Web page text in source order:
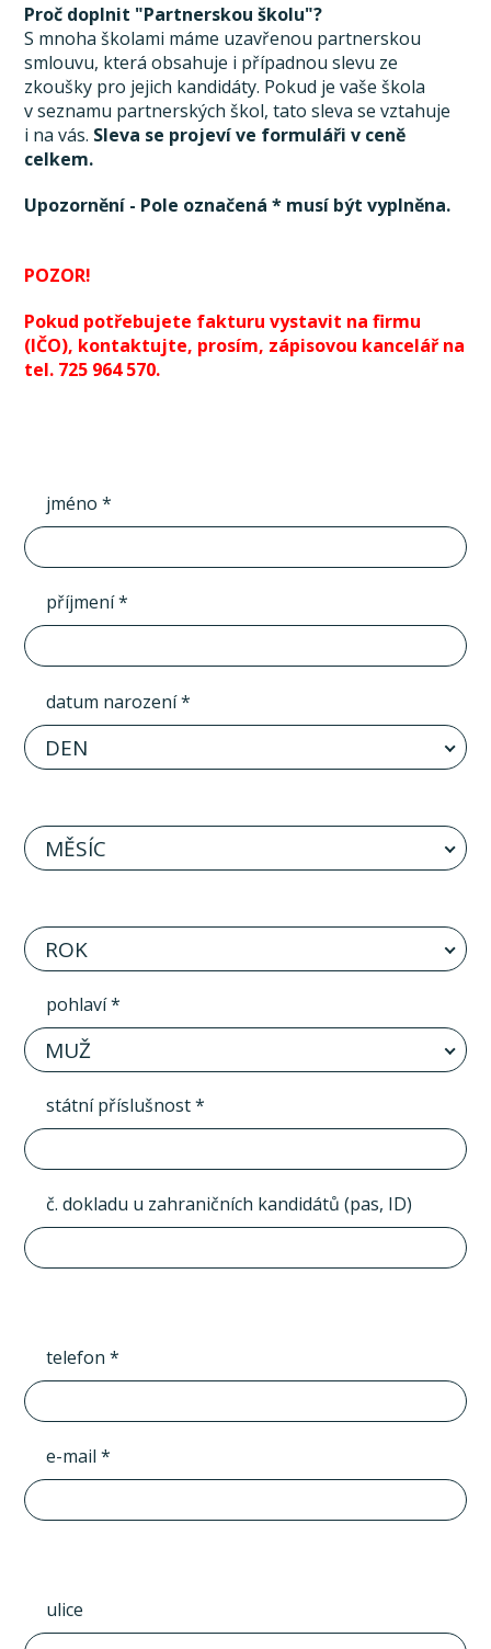
Proč doplnit "Partnerskou školu"?
S mnoha školami máme uzavřenou partnerskou
smlouvu, která obsahuje i případnou slevu ze
zkoušky pro jejich kandidáty. Pokud je vaše škola
v seznamu partnerských škol, tato sleva se vztahuje
i na vás. Sleva se projeví ve formuláři v ceně
celkem.
Upozornění - Pole označená * musí být vyplněna.
POZOR!
Pokud potřebujete fakturu vystavit na firmu
(IČO), kontaktujte, prosím, zápisovou kancelář na
tel. 725 964 570.
jméno *
příjmení *
datum narození *
DEN
MĚSÍC
ROK
pohlaví *
MUŽ
státní příslušnost *
č. dokladu u zahraničních kandidátů (pas, ID)
telefon *
e-mail *
ulice